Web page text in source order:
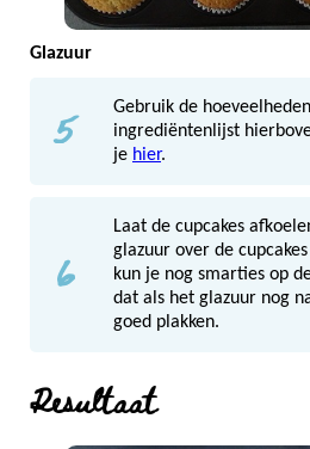
Glazuur
5
Gebruik de
ingrediëntenlijst
je hier.
6
Laat de cupcakes
glazuur over de
kun je nog smarties op
dat als het glazuur nog
goed plakken.
Resultaat